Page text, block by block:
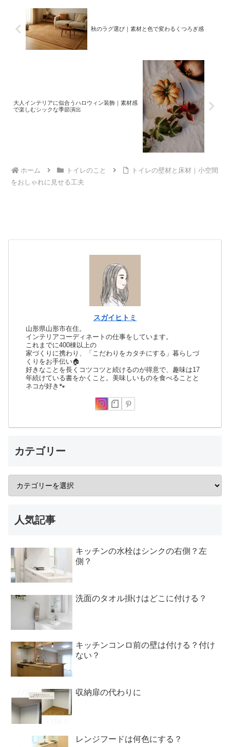
秋のラグ選び｜素材と色で変わるくつろぎ感
大人インテリアに似合うハロウィン装飾｜素材感
で楽しむシックな季節演出
ホーム トイレのこと
トイレの壁材と床材｜小空間
をおしゃれに見せる工夫
スガイヒトミ
山形県山形市在住。
インテリアコーディネートの仕事をしています。
これまでに400棟以上の
家づくりに携わり、「こだわりをカタチにする」暮らしづ
くりをお手伝い🏠
好きなことを長くコツコツと続けるのが得意で、趣味は17
年続けている書をかくこと。美味しいものを食べることと
ネコが好き🐾
カテゴリー
人気記事
キッチンの水栓はシンクの右側？左
側？
洗面のタオル掛けはどこに付ける？
キッチンコンロ前の壁は付ける？付け
ない？
収納扉の代わりに
レンジフードは何色にする？